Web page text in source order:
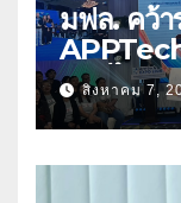
มฟล. คว้า
สมุนไพร
พาณิชย์
สิงหาคม 7,